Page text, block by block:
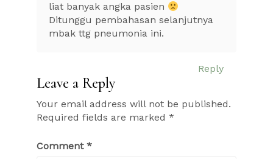
liat banyak angka pasien
Ditunggu pembahasan selanjutnya
mbak ttg pneumonia ini.
Reply
Leave a Reply
Your email address will not be published.
Required fields are marked *
Comment *